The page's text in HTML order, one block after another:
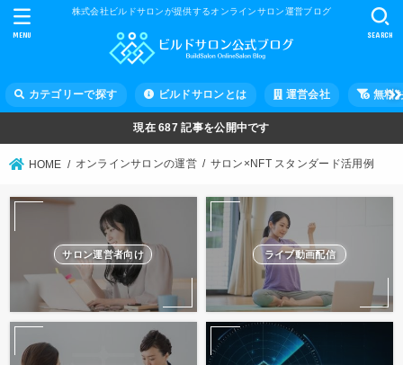
株式会社ビルドサロンが提供するオンラインサロン運営ブログ
カテゴリーで探す ビルドサロンとは 運営会社 無料
SEARCH
MENU
現在687 記事を公開中です
HOME オンラインサロンの運営 サロン×NFT スタンダード活用例
サロン運営者向け ライブ動画配信